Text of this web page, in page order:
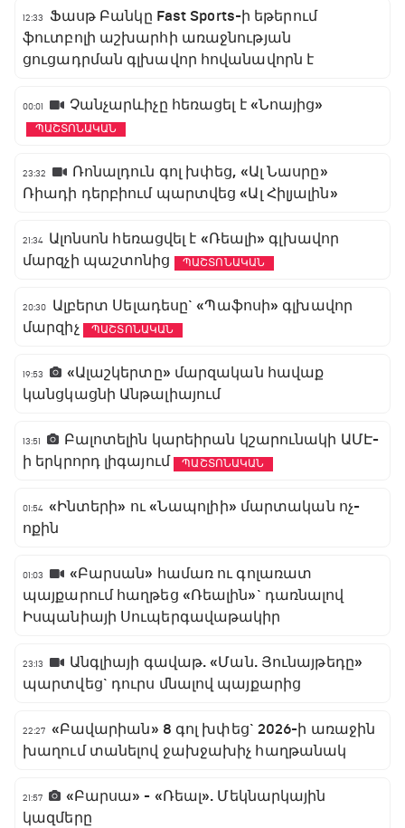
12:33
Ֆասթ Բանկը Fast Sports-ի եթերում
ֆուտբոլի աշխարհի առաջնության
ցուցադրման գլխավոր հովանավորն է
00:01 Չանչարևիչը հեռացել է «Նոայից»
ՊԱՇՏՈՆԱԿԱՆ
23:32
Ռոնալդուն գոլ խփեց, «Ալ Նասրը»
Ռիադի դերբիում պարտվեց «Ալ Հիլյալին»
21:34 Ալոնսոն հեռացվել է «Ռեալի» գլխավոր
մարզչի պաշտոնից
ՊԱՇՏՈՆԱԿԱՆ
20:30
Ալբերտ Սելադեսը` «Պաֆոսի» գլխավոր
մարզիչ
ՊԱՇՏՈՆԱԿԱՆ
19:53
«Ալաշկերտը» մարզական հավաք
կանցկացնի Անթալիայում
13:51
Բալոտելին կարեիրան կշարունակի ԱՄԷ-
ի երկրորդ լիգայում
ՊԱՇՏՈՆԱԿԱՆ
01:54 «Ինտերի» ու «Նապոլիի» մարտական ոչ-
ոքին
01:03
«Բարսան» համառ ու գոլառատ
պայքարում հաղթեց «Ռեալին»` դառնալով
Իսպանիայի Սուպերգավաթակիր
23:13
Անգլիայի գավաթ. «Ման. Յունայթեդը»
պարտվեց` դուրս մնալով պայքարից
22:27 «Բավարիան» 8 գոլ խփեց` 2026-ի առաջին
խաղում տանելով ջախջախիչ հաղթանակ
21:57
«Բարսա» - «Ռեալ». Մեկնարկային
կազմերը